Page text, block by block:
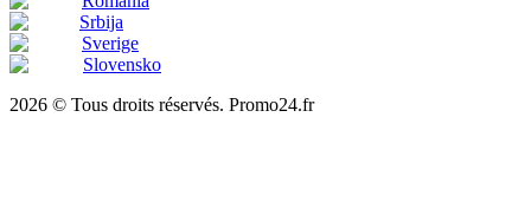
Srbija
Sverige
Slovensko
2026 © Tous droits réservés. Promo24.fr